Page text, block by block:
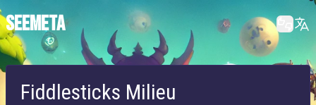
SEEMETA
Fiddlesticks Milieu